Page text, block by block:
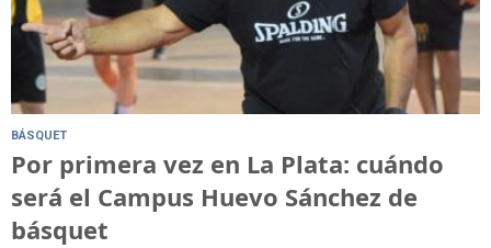
BÁSQUET
Por primera vez en La Plata: cuándo
será el Campus Huevo Sánchez de
básquet